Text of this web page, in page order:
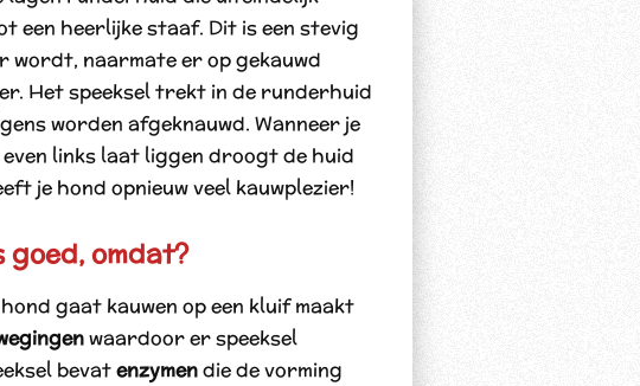
een heerlijke staaf. Dit is een stevig
wordt, naarmate er op gekauwd
Het speeksel trekt in de runderhuid
worden afgeknauwd. Wanneer je
links laat liggen droogt de huid
je hond opnieuw veel kauwplezier!
goed, omdat?
gaat kauwen op een kluif maakt
waardoor er speeksel
bevatenzymendie de vorming